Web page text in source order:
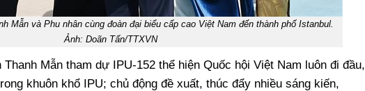
Mẫn và Phu nhân cùng đoàn đại biểu cấp cao Việt Nam đến thành phố Istanbul.
Ảnh: Doãn Tấn/TTXVN
Mẫn tham dự IPU-152 thể hiện Quốc hội Việt Nam luôn đi đầu,
khuôn khổ IPU; chủ động đề xuất, thúc đẩy nhiều sáng kiến,